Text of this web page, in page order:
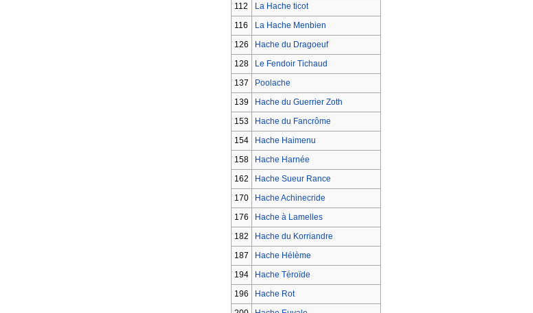
112
La Hache ticot
116
La Hache Menbien
126
Hache du Dragoeuf
128
Le Fendoir Tichaud
137
Poolache
139
Hache du Guerrier Zoth
153
Hache du Fancrôme
154
Hache Haimenu
158
Hache Harnée
162
Hache Sueur Rance
170
Hache Achinecride
176
Hache à Lamelles
182
Hache du Korriandre
187
Hache Hélème
194
Hache Téroïde
196
Hache Rot